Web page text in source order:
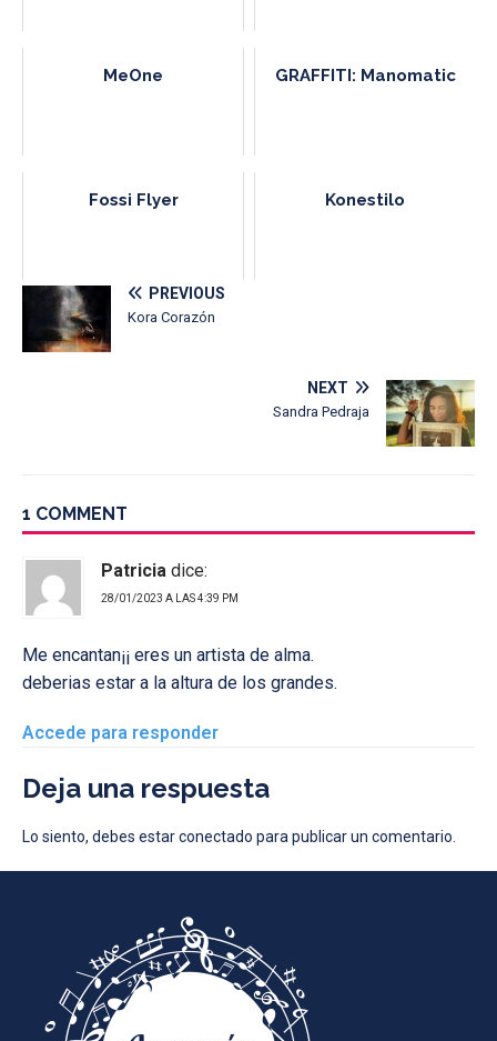
MeOne GRAFFITI: Manomatic
Fossi Flyer Konestilo
PREVIOUS
Kora Corazón
NEXT
Sandra Pedraja
1 COMMENT
Patricia dice:
28/01/2023 A LAS 4:39 PM
Me encantan¡¡ eres un artista de alma.
deberias estar a la altura de los grandes.
Accede para responder
Deja una respuesta
Lo siento, debes estarconectado para publicar un comentario.